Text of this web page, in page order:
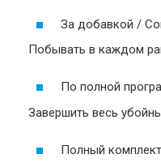
За добавкой /
Побывать в каждом
По полной
Завершить весь
Полный